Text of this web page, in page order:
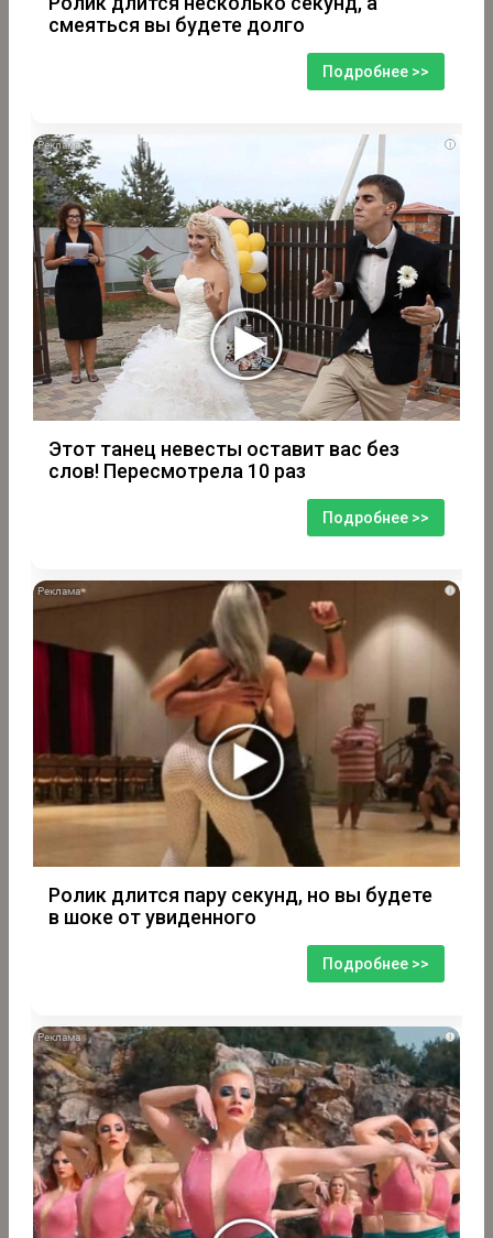
смеяться вы будете долго
Подробнее >>
i
Этот танец невесты оставит вас без
слов! Пересмотрела 10 раз
Подробнее >>
i
Ролик длится пару секунд, но вы будете
в шоке от увиденного
Подробнее >>
i